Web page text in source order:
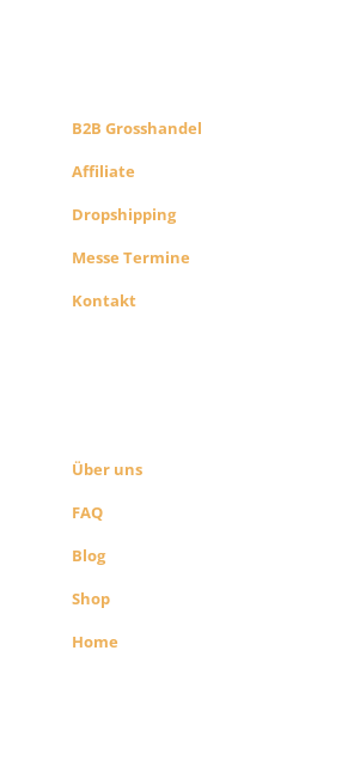
B2B Grosshandel
Affiliate
Dropshipping
Messe Termine
Kontakt
Über uns
FAQ
Blog
Shop
Home